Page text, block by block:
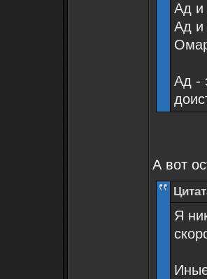
Ад и
Ад и
Ад -
А вот
Я